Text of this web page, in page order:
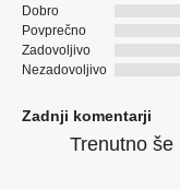
Dobro
Povprečno
Zadovoljivo
Nezadovoljivo
Zadnji komentarji
Trenutno še